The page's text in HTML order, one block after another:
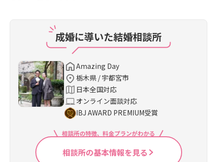
成婚に導いた結婚相談所
Amazing Day
栃木県 / 宇都宮市
日本全国対応
オンライン面談対応
IBJ AWARD PREMIUM受賞
相談所の特徴、料金プランがわかる
相談所の基本情報を見る